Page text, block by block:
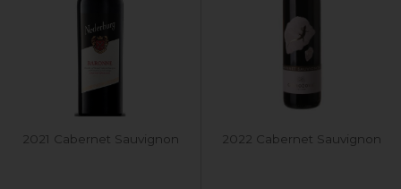
2021 Cabernet Sauvignon 2022 Cabernet Sauvignon